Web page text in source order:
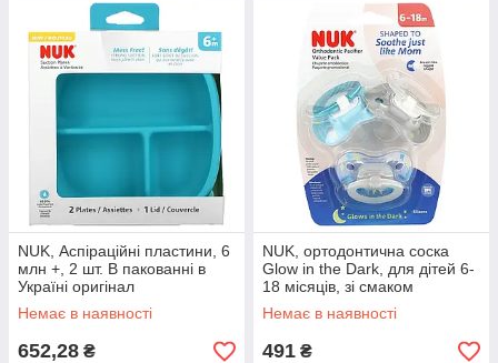
NUK, Аспіраційні пластини, 6
млн +, 2 шт. В пакованні в
Україні оригінал
Немає в наявності
652,28 ₴
NUK, ортодонтична соска
Glow in the Dark, для дітей 6-
18 місяців, зі смаком
блискавки та зірочки, набір із
3 оригінал
Немає в наявності
491 ₴